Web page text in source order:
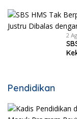
2
Pendidikan